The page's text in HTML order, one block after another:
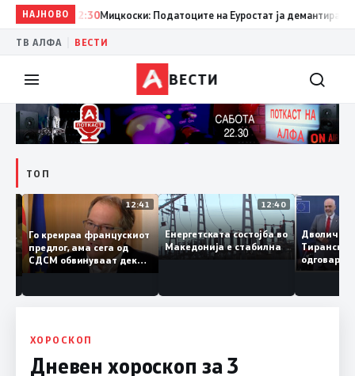
НАЈНОВО12:30Мицкоски: Податоците на Еуростат ја демантираат
ТВ АЛФА ВЕСТИ
ВЕСТИ
ТОП
13:00 12:41
Го креираа францускиот
предлог, ама сега од
СДСМ обвинуваат дека
Владата тајно
12:40
Енергетската состојба во
Македонија е стабилна
ХОРОСКОП
Дневен хороскоп за 3